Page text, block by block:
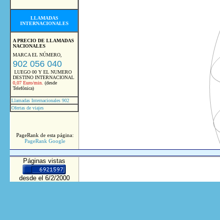
LLAMADAS
INTERNACIONALES
A PRECIO DE LLAMADAS
NACIONALES
MARCA EL NÚMERO,
902 056 040
LUEGO 00 Y EL NUMERO
DESTINO INTERNACIONAL
0,07 Euro/min. (desde
Telefónica)
Llamadas Internacionales 902
Ofertas de viajes
PageRank de esta página:
PageRank Google
Páginas vistas
desde el 6/2/2000